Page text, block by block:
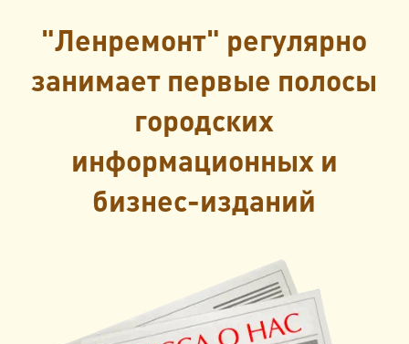
"Ленремонт" регулярно
занимает первые полосы
городских
информационных и
бизнес-изданий